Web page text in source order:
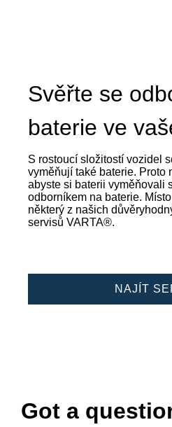
Svěřte se
baterie ve
S rostoucí složitostí vozidel
vyměňují také baterie. Proto
abyste si baterii vyměňovali
odborníkem na baterie.
některý z našich
servisů VARTA®.
NAJÍT
Got a